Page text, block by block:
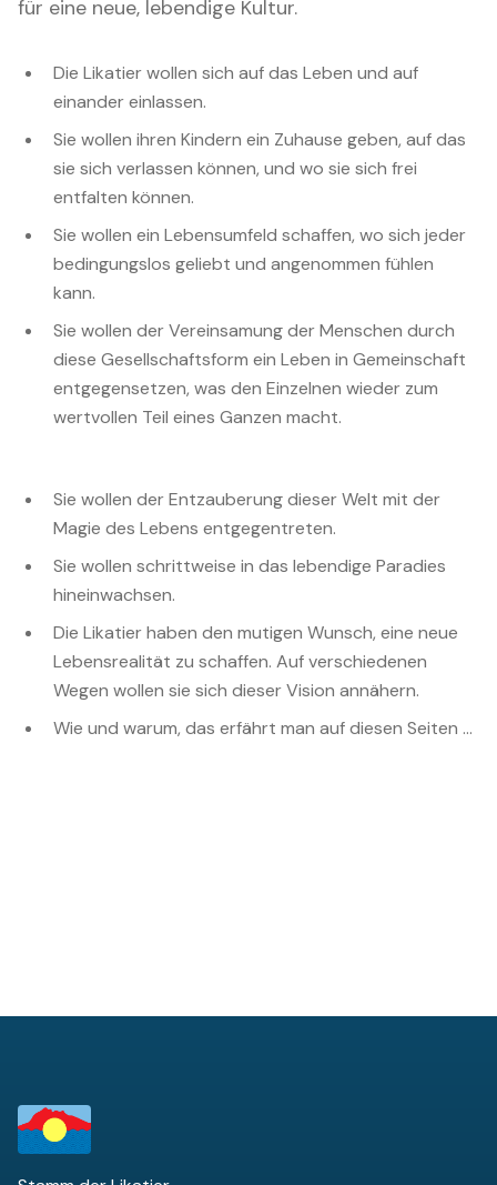
für eine neue, lebendige Kultur.
Die Likatier wollen sich auf das Leben und auf
einander einlassen.
Sie wollen ihren Kindern ein Zuhause geben, auf das
sie sich verlassen können, und wo sie sich frei
entfalten können.
Sie wollen ein Lebensumfeld schaffen, wo sich jeder
bedingungslos geliebt und angenommen fühlen
kann.
Sie wollen der Vereinsamung der Menschen durch
diese Gesellschaftsform ein Leben in Gemeinschaft
entgegensetzen, was den Einzelnen wieder zum
wertvollen Teil eines Ganzen macht.
Sie wollen der Entzauberung dieser Welt mit der
Magie des Lebens entgegentreten.
Sie wollen schrittweise in das lebendige Paradies
hineinwachsen.
Die Likatier haben den mutigen Wunsch, eine neue
Lebensrealität zu schaffen. Auf verschiedenen
Wegen wollen sie sich dieser Vision annähern.
Wie und warum, das erfährt man auf diesen Seiten ...